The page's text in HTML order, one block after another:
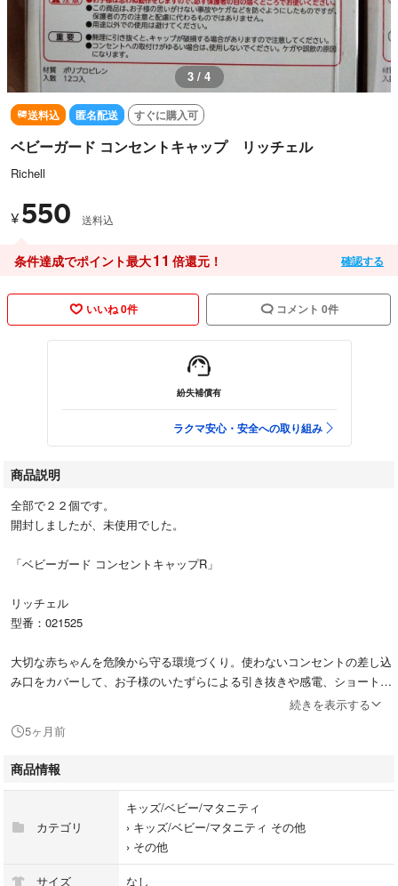
3 / 4
送料込 匿名配送 すぐに購入可
ベビーガード コンセントキャップ リッチェル
Richell
¥ 550 送料込
条件達成でポイント最大11 倍還元！ 確認する
いいね 0件 コメント 0件
紛失補償有
ラクマ安心・安全への取り組み
商品説明
全部で２２個です。
開封しましたが、未使用でした。
「ベビーガード コンセントキャップR」
リッチェル
型番：021525
大切な赤ちゃんを危険から守る環境づくり。使わないコンセントの差し込
み口をカバーして、お子様のいたずらによる引き抜きや感電、ショートな
#リッチェル
#021525
#キッズ/ベビー/マタニティ
続きを表示する
5ヶ月前
商品情報
カテゴリ
キッズ/ベビー/マタニティ
› キッズ/ベビー/マタニティ その他
› その他
サイズ なし